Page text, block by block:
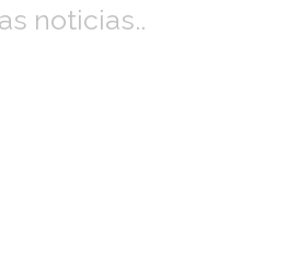
noticias..